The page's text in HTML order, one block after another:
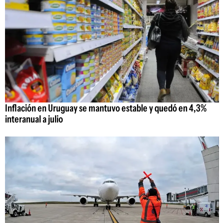
Inflación en Uruguay se mantuvo estable y quedó en 4,3%
interanual a julio